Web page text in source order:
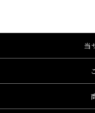
当